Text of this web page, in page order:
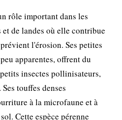
rôle important dans les
de landes où elle contribue
l'érosion. Ses petites
apparentes, offrent du
insectes pollinisateurs,
touffes denses
à la microfaune et à
Cette espèce pérenne